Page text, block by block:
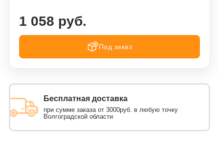
1 058 руб.
Под заказ
Бесплатная доставка
при сумме заказа от 3000руб. в любую точку
Волгоградской области